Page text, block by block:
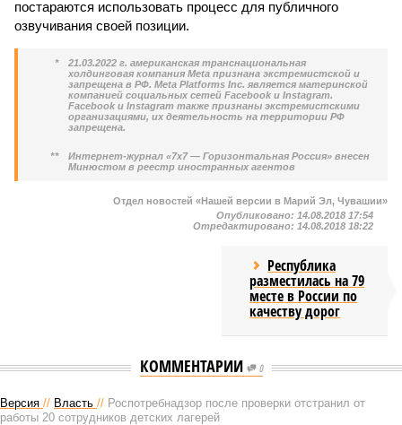
постараются использовать процесс для публичного
озвучивания своей позиции.
*
21.03.2022 г. американская транснациональная
холдинговая компания Meta признана экстремистской и
запрещена в РФ. Meta Platforms Inc. является материнской
компанией социальных сетей Facebook и Instagram.
Facebook и Instagram также признаны экстремистскими
организациями, их деятельность на территории РФ
запрещена.
**
Интернет-журнал «7х7 — Горизонтальная Россия» внесен
Минюстом в реестр иностранных агентов
Отдел новостей «Нашей версии в Марий Эл, Чувашии»
Опубликовано: 14.08.2018 17:54
Отредактировано: 14.08.2018 18:22
Республика
разместилась на 79
месте в России по
качеству дорог
КОММЕНТАРИИ 0
Версия // Власть // Роспотребнадзор после проверки отстранил от
работы 20 сотрудников детских лагерей